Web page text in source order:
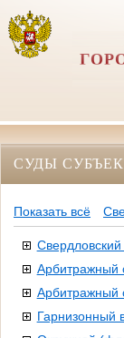
СУДЫ
Показать всё
Свердловский
Арбитражный
Арбитражный
Гарнизонный